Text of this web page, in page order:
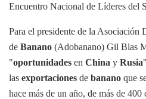
Encuentro Nacional de Líderes del
Para el presidente de la Asociación
de Banano (Adobanano) Gil Blas
"oportunidades en China y Rusia
las exportaciones de banano que
hace más de un año, de más de 400